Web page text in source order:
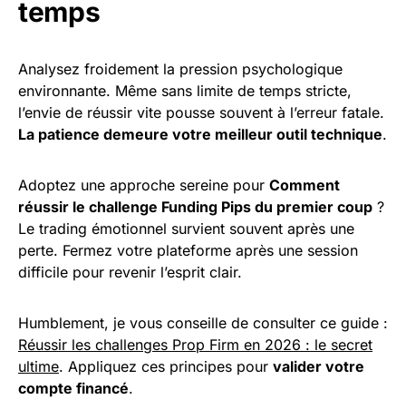
temps
Analysez froidement la pression psychologique
environnante. Même sans limite de temps stricte,
l’envie de réussir vite pousse souvent à l’erreur fatale.
La patience demeure votre meilleur outil technique.
Adoptez une approche sereine pour Comment
réussir le challenge Funding Pips du premier coup ?
Le trading émotionnel survient souvent après une
perte. Fermez votre plateforme après une session
difficile pour revenir l’esprit clair.
Humblement, je vous conseille de consulter ce guide :
Réussir les challenges Prop Firm en 2026 : le secret
ultime. Appliquez ces principes pour valider votre
compte financé.